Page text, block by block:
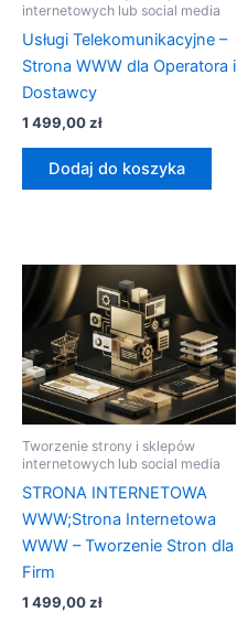
internetowych lub social media
Usługi Telekomunikacyjne –
Strona WWW dla Operatora i
Dostawcy
1 499,00zł
Dodaj do koszyka
Tworzenie strony i sklepów
internetowych lub social media
STRONA INTERNETOWA
WWW;Strona Internetowa
WWW – Tworzenie Stron dla
Firm
1 499,00zł